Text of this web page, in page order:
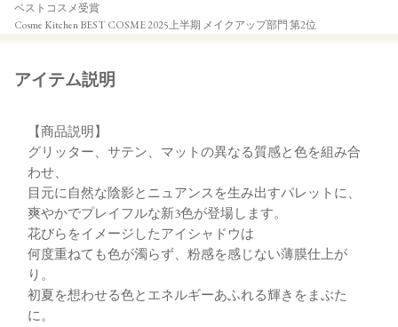
ベストコスメ受賞
Cosme Kitchen BEST COSME 2025上半期 メイクアップ部門 第2位
アイテム説明
【商品説明】
グリッター、サテン、マットの異なる質感と色を組み合
わせ、
目元に自然な陰影とニュアンスを生み出すパレットに、
爽やかでプレイフルな新3色が登場します。
花びらをイメージしたアイシャドウは
何度重ねても色が濁らず、粉感を感じない薄膜仕上が
り。
初夏を想わせる色とエネルギーあふれる輝きをまぶた
に。